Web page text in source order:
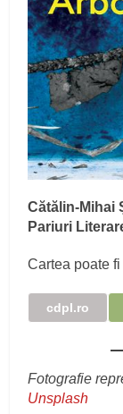
Cătălin-Mihai
Pariuri
Cartea poate
cdpl.ro
Fotografie
Unsplash